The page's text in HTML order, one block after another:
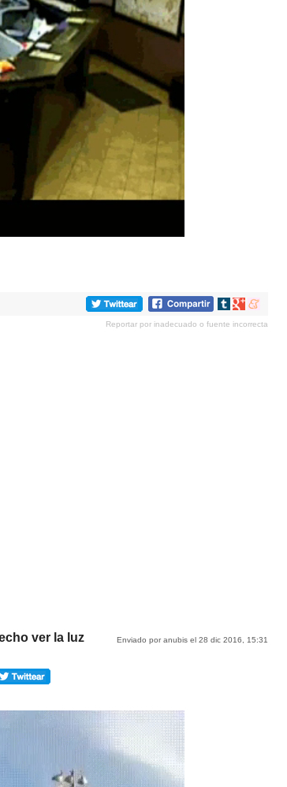
Compartir
tumblr
Compartir
Google+
Compartir
meneame
Reportar por inadecuado o fuente incorrecta
Enviado por anubis el 28 dic 2016, 15:31
ver la luz